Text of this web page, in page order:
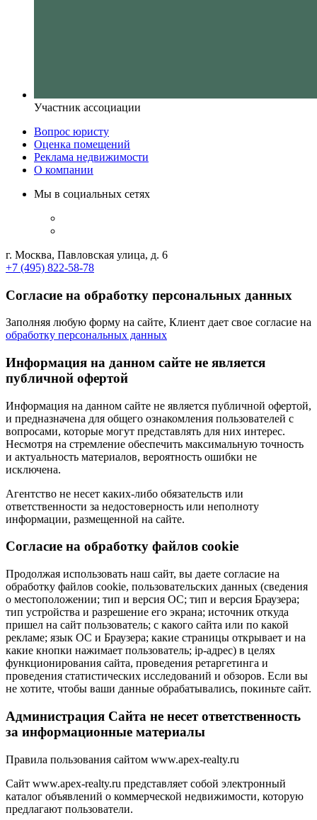
Участник ассоциации
Вопрос юристу
Оценка помещений
Реклама недвижимости
О компании
Мы в социальных сетях
г. Москва, Павловская улица, д. 6
+7 (495) 822-58-78
Согласие на обработку персональных данных
Заполняя любую форму на сайте, Клиент дает свое согласие на
обработку персональных данных
Информация на данном сайте не является
публичной офертой
Информация на данном сайте не является публичной офертой,
и предназначена для общего ознакомления пользователей с
вопросами, которые могут представлять для них интерес.
Несмотря на стремление обеспечить максимальную точность
и актуальность материалов, вероятность ошибки не
исключена.
Агентство не несет каких-либо обязательств или
ответственности за недостоверность или неполноту
информации, размещенной на сайте.
Cогласие на обработку файлов cookie
Продолжая использовать наш сайт, вы даете согласие на
обработку файлов cookie, пользовательских данных (сведения
о местоположении; тип и версия ОС; тип и версия Браузера;
тип устройства и разрешение его экрана; источник откуда
пришел на сайт пользователь; с какого сайта или по какой
рекламе; язык ОС и Браузера; какие страницы открывает и на
какие кнопки нажимает пользователь; ip-адрес) в целях
функционирования сайта, проведения ретаргетинга и
проведения статистических исследований и обзоров. Если вы
не хотите, чтобы ваши данные обрабатывались, покиньте сайт.
Администрация Сайта не несет ответственность
за информационные материалы
Правила пользования сайтом www.apex-realty.ru
Сайт www.apex-realty.ru представляет собой электронный
каталог объявлений о коммерческой недвижимости, которую
предлагают пользователи.